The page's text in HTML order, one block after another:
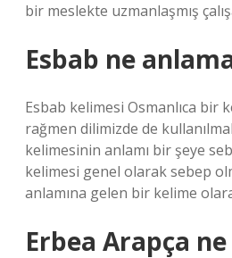
bir meslekte uzmanlaşmış
Esbab ne
Esbab kelimesi Osmanlıca bir
rağmen dilimizde de
kelimesinin anlamı bir şeye
kelimesi genel olarak sebep
anlamına gelen bir kelime
Erbea Arapça